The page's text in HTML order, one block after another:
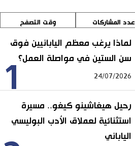
عدد المشاركات وقت التصفح
1
لماذا يرغب معظم اليابانيين فوق
سن الستين في مواصلة العمل؟
24/07/2026
رحيل هيغاشينو كيغو.. مسيرة
استثنائية لعملاق الأدب البوليسي
الياباني